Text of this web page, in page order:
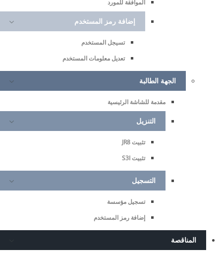
الموافقة للمورد
إضافة رمز المستخدم
تسيجل المستخدم
تعديل معلومات المستخدم
الجهة الطالبة
مقدمة للشاشة الرئيسية
التنزيل
تثبيت JR8
تثبيت S3I
التسجيل
تسجيل مؤسسة
إضافة رمز المستخدم
المناقصة